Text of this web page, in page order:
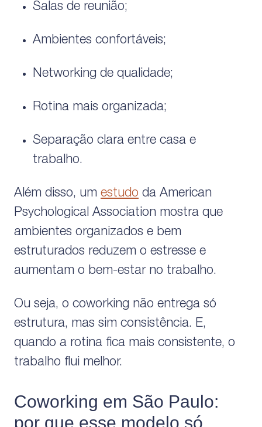
Salas de reunião;
Ambientes confortáveis;
Networking de qualidade;
Rotina mais organizada;
Separação clara entre casa e
trabalho.
Além disso, um estudo da American
Psychological Association mostra que
ambientes organizados e bem
estruturados reduzem o estresse e
aumentam o bem-estar no trabalho.
Ou seja, o coworking não entrega só
estrutura, mas sim consistência. E,
quando a rotina fica mais consistente, o
trabalho flui melhor.
Coworking em São Paulo:
por que esse modelo só